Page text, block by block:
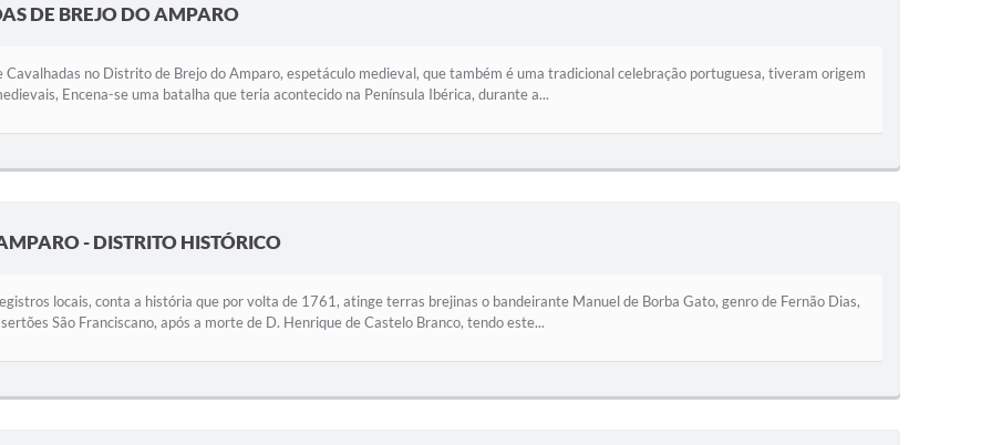
DE BREJO DO AMPARO
Cavalhadas no Distrito de Brejo do Amparo, espetáculo medieval, que também é uma tradicional celebração portuguesa, tiveram origem
Encena-se uma batalha que teria acontecido na Península Ibérica, durante a...
- DISTRITO HISTÓRICO
locais, conta a história que por volta de 1761, atinge terras brejinas o bandeirante Manuel de Borba Gato, genro de Fernão Dias,
São Franciscano, após a morte de D. Henrique de Castelo Branco, tendo este...